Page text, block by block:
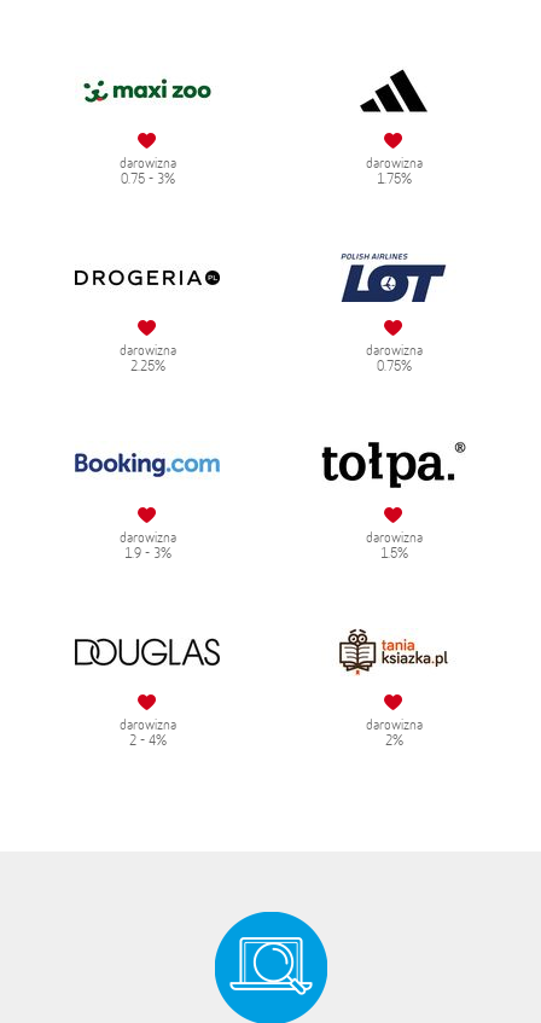
darowizna
0.75 - 3%
darowizna
1.75%
darowizna
2.25%
darowizna
0.75%
darowizna
1.9 - 3%
darowizna
1.5%
darowizna
2 - 4%
darowizna
2%